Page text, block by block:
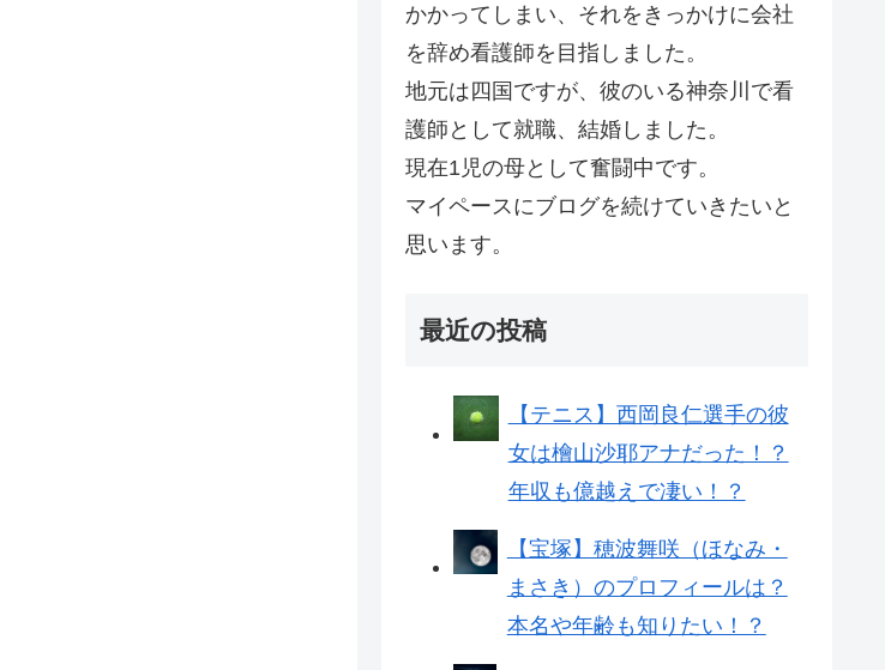
かかってしまい、それをきっかけに会社
を辞め看護師を目指しました。
地元は四国ですが、彼のいる神奈川で看
護師として就職、結婚しました。
現在1児の母として奮闘中です。
マイペースにブログを続けていきたいと
思います。
最近の投稿
【テニス】西岡良仁選手の彼
女は檜山沙耶アナだった！？
年収も億越えで凄い！？
【宝塚】穂波舞咲（ほなみ・
まさき）のプロフィールは？
本名や年齢も知りたい！？